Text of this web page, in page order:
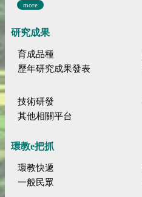
more
研究成果
育成品種
歷年研究成果發表
技術研發
其他相關平台
環教e把抓
環教快遞
一般民眾